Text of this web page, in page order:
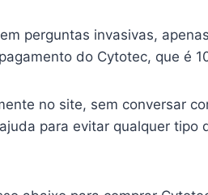
perguntas invasivas,
do Cytotec, que é
no site, sem conversar
para evitar qualquer tipo